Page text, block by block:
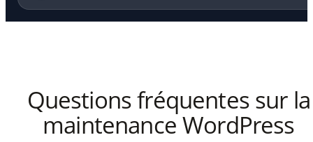
Questions fréquentes sur la
maintenance WordPress